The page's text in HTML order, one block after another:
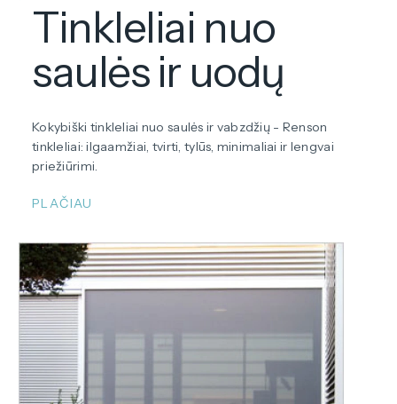
Tinkleliai nuo
saulės ir uodų
Kokybiški tinkleliai nuo saulės ir vabzdžių - Renson
tinkleliai: ilgaamžiai, tvirti, tylūs, minimaliai ir lengvai
priežiūrimi.
PLAČIAU